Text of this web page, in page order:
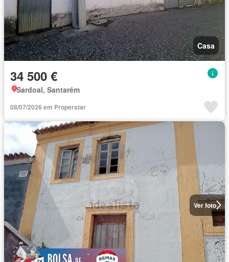
Casa
34 500 €
Sardoal, Santarém
08/07/2026 em Properstar
Ver foto